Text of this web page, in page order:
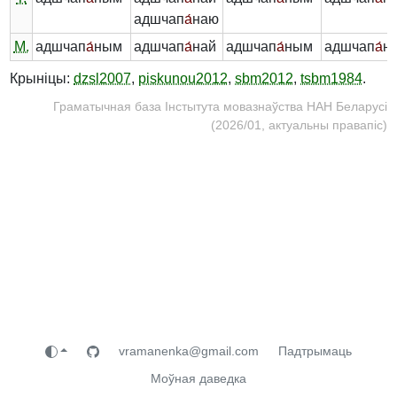
адшчапа́наю
М. адшчапа́ным адшчапа́най адшчапа́ным адшчапа́
Крыніцы: dzsl2007, piskunou2012, sbm2012, tsbm1984.
Граматычная база Інстытута мовазнаўства НАН Беларусі
(2026/01, актуальны правапіс)
vramanenka@gmail.com
Падтрымаць
Моўная даведка